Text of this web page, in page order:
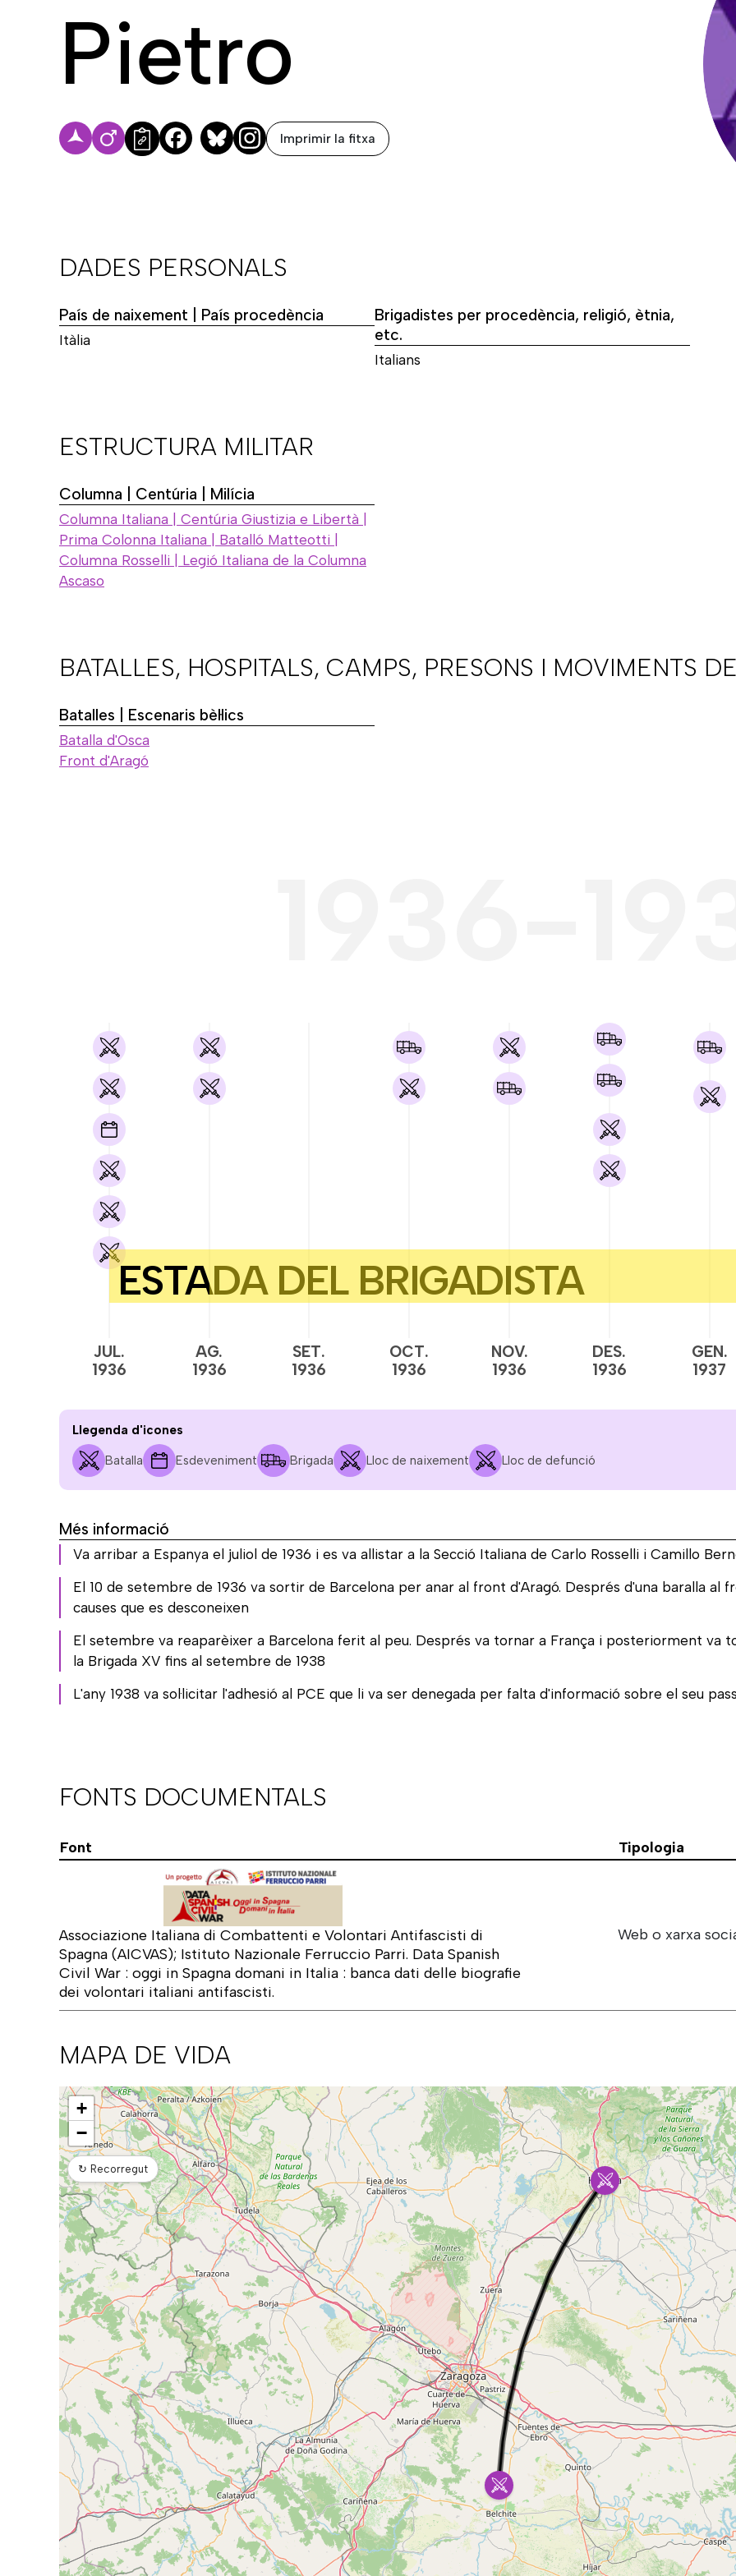
Pietro
FacebookBluesky Imprimir la fitxa
DADES PERSONALS
País de naixement | País procedència
Itàlia
Brigadistes per procedència, religió, ètnia,
etc.
Italians
ESTRUCTURA MILITAR
Columna | Centúria | Milícia
Columna Italiana | Centúria Giustizia e Libertà |
Prima Colonna Italiana | Batalló Matteotti |
Columna Rosselli | Legió Italiana de la Columna
Ascaso
BATALLES, HOSPITALS, CAMPS, PRESONS I MOVIMENTS
Batalles | Escenaris bèl·lics
Batalla d'Osca
Front d'Aragó
JUL.
1936
AG.
1936
SET.
1936
OCT.
1936
NOV.
1936
DES.
1936
GEN.
1937
Llegenda d'icones
Batalla Esdeveniment Brigada Lloc de naixement Lloc de defunció
Més informació
Va arribar a Espanya el juliol de 1936 i es va allistar a la Secció Italiana de Carlo Rosselli i Camillo
El 10 de setembre de 1936 va sortir de Barcelona per anar al front d'Aragó. Després d'una baralla al
causes que es desconeixen
El setembre va reaparèixer a Barcelona ferit al peu. Després va tornar a França i posteriorment va
la Brigada XV fins al setembre de 1938
L'any 1938 va sol·licitar l'adhesió al PCE que li va ser denegada per falta d'informació sobre el seu
FONTS DOCUMENTALS
Font Tipologia
Associazione Italiana di Combattenti e Volontari Antifascisti di
Spagna (AICVAS); Istituto Nazionale Ferruccio Parri. Data Spanish
Civil War : oggi in Spagna domani in Italia : banca dati delle biografie
dei volontari italiani antifascisti.
Web o xarxa
MAPA DE VIDA
Mapa
+
−
↻ Recorregut